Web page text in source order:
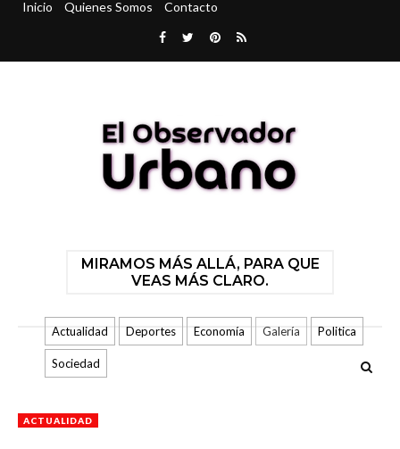
Inicio Quienes Somos Contacto
MIRAMOS MÁS ALLÁ, PARA QUE
VEAS MÁS CLARO.
Actualidad Deportes Economía Galería Politica
Sociedad
ACTUALIDAD